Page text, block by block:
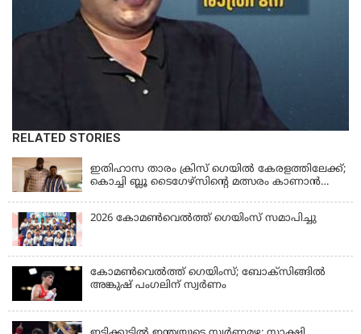
RELATED STORIES
KERALA
ഇതിഹാസ താരം ക്രിസ് ഗെയിൽ കേരളത്തിലേക്ക്;
കൊച്ചി ബ്ലൂ ടൈഗേഴ്സിന്റെ മത്സരം കാണാൻ
2026 കോമണ്‍വെല്‍ത്ത് ഗെയിംസ് സമാപിച്ചു
കോമണ്‍വെല്‍ത്ത് ഗെയിംസ്; ബോക്‌സിങ്ങില്‍
അങ്കുഷ് പംഗലിന് സ്വര്‍ണം